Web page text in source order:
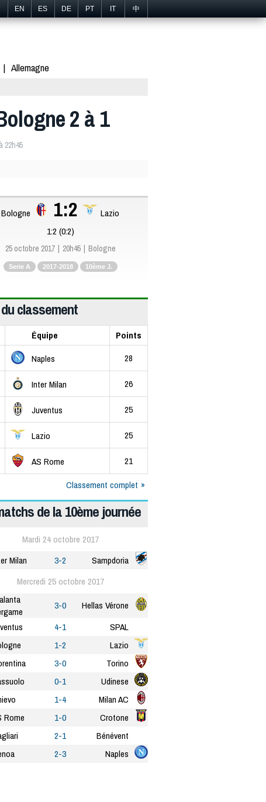
EN ES DE PT IT 中
Allemagne
2 à 1
22h45
Bologne 1:2
Lazio
1:2 (0:2)
25 octobre 2017 20h45 Bologne
Serie A 2017-2018 10ème J.
classement
Équipe
Points
Naples 28
Inter Milan 26
Juventus 25
Lazio 25
AS Rome
21
Classement complet
de la 10ème journée
Mardi 24 octobre 2017
Milan
3-2
Sampdoria
Mercredi 25 octobre 2017
3-0
Hellas Vérone
4-1
SPAL
1-2
Lazio
3-0
Torino
0-1
Udinese
1-4
Milan AC
Rome
1-0
Crotone
2-1
Bénévent
2-3 Naples